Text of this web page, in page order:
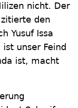
nicht. Der
zitierte den
Yusuf Issa
unser Feind
ist, macht